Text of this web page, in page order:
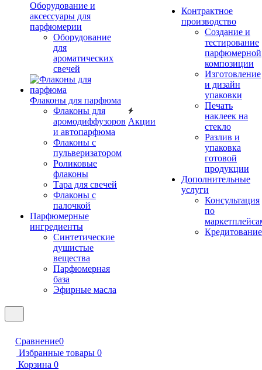
Оборудование и
аксессуары для
парфюмерии
Оборудование
для
ароматических
свечей
Флаконы для парфюма
Флаконы для
аромодиффузоров
и автопарфюма
Флаконы с
пульверизатором
Роликовые
флаконы
Тара для свечей
Флаконы с
палочкой
Парфюмерные
ингредиенты
Синтетические
душистые
вещества
Парфюмерная
база
Эфирные масла
Акции
Контрактное
производство
Создание и
тестирование
парфюмерной
композиции
Изготовление
и дизайн
упаковки
Печать
наклеек на
стекло
Разлив и
упаковка
готовой
продукции
Дополнительные
услуги
Консультация
по
Кредитование
Сравнение0
Избранные товары 0
Корзина 0